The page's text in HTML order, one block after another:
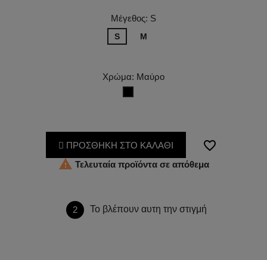
Μέγεθος: S
S M
Χρώμα: Μαύρο
ΠΡΟΣΘΗΚΗ ΣΤΟ ΚΑΛΑΘΙ
favorite_border
 Τελευταία προϊόντα σε απόθεμα
2 Το βλέπουν αυτη την στιγμή